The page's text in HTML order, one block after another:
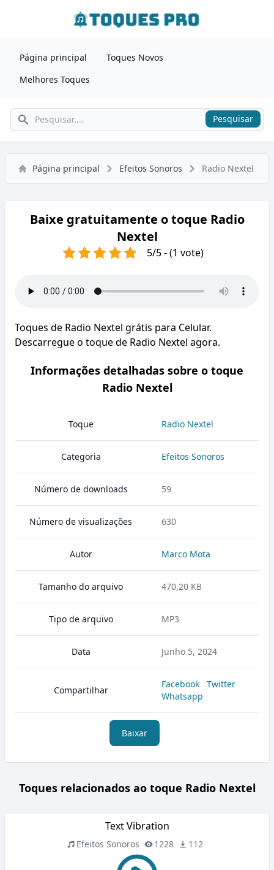
Página principal
Toques Novos
Melhores Toques
Pesquisar Pesquisar
Página principal Efeitos Sonoros Radio Nextel
Baixe gratuitamente o toque Radio
Nextel
5/5 - (1 vote)
Toques de Radio Nextel grátis para Celular.
Descarregue o toque de Radio Nextel agora.
Informações detalhadas sobre o toque
Radio Nextel
Toque Radio Nextel
Categoria Efeitos Sonoros
Número de downloads 59
Número de visualizações 630
Autor Marco Mota
Tamanho do arquivo 470,20 KB
Tipo de arquivo MP3
Data Junho 5, 2024
Compartilhar
Facebook
Twitter
Whatsapp
Baixar
Toques relacionados ao toque Radio Nextel
Text Vibration
Efeitos Sonoros 1228 112